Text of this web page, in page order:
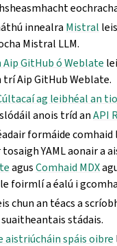
innealra Mistral
Mistral LLM.
Aip GitHub ó Weblate
trí Aip GitHub Weblate.
ag leibhéal an
anois tríd anAPI
formáide comhaid
YAML aonair a
agusComhaid MDX
foirmlí a éalú i
chun an téacs a
stádais.
aistriúcháin spáis oibre